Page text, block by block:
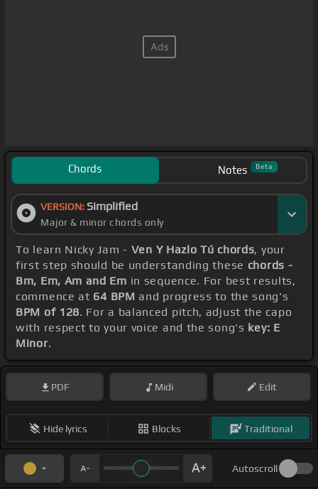
Chords Notes Beta
VERSION: Simplified
Major & minor chords only
To learn Nicky Jam - Ven Y Hazlo Tú chords, your
first step should be understanding these chords -
Bm, Em, Am and Em in sequence. For best results,
commence at 64 BPM and progress to the song's
BPM of 128. For a balanced pitch, adjust the capo
with respect to your voice and the song's key: E
Minor.
PDF Midi Edit
Hide lyrics Blocks Traditional
Autoscroll